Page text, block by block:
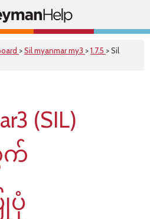
>Sil myanmar my3 >1.7.5 > Sil
(SIL)
ပုံ